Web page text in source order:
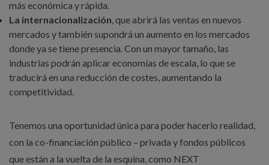
más económica y rápida.
La internacionalización , que abrirá las ventas en nuevos
mercados y también supondrá un aumento en los mercados
donde ya se tiene presencia. Con un mayor tamaño, las
industrias podrán aplicar economías de escala, lo que se
traducirá en una reducción de costes, aumentando la
competitividad.
Tenemos una oportunidad única para poder hacerlo realidad,
con la co-financiación público – privada y fondos públicos
que están a la vuelta de la esquina, como NEXT